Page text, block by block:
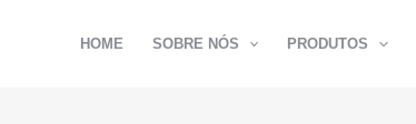
HOME SOBRE NÓS PRODUTOS